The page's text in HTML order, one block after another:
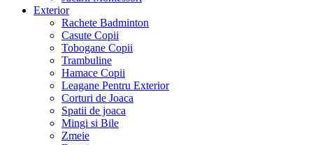
Exterior
Rachete Badminton
Casute Copii
Tobogane Copii
Trambuline
Hamace Copii
Leagane Pentru Exterior
Corturi de Joaca
Spatii de joaca
Mingi si Bile
Zmeie